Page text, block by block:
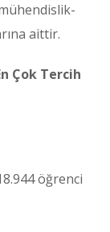
aittir.
Çok Tercih
öğrenci